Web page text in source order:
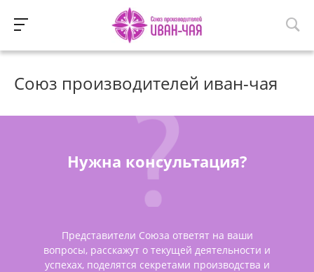
Союз производителей иван-чая
Нужна консультация?
Представители Союза ответят на ваши
вопросы, расскажут о текущей деятельности и
успехах, поделятся секретами производства и